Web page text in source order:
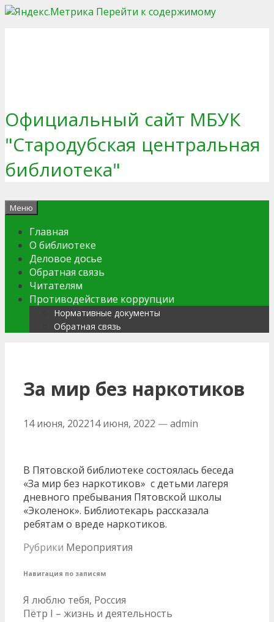
Перейти к содержимому
Официальный сайт МБУК
"Стародубская центральная
библиотека"
Меню
Главная
О библиотеке
Деловое досье
Обратная связь
Читателям
Противодействие коррупции
Нормативные документы
Обратная связь
За мир без наркотиков
14 июня, 202214 июня, 2022 —admin
В Пятовской библиотеке состоялась беседа
«За мир без наркотиков» с детьми лагеря
дневного пребывания Пятовской школы
«Эколенок». Библиотекарь рассказала
ребятам о вреде наркотиков.
Рубрики Мероприятия
Навигация по записям
Я люблю тебя, Россия
Пётр I – жизнь и деятельность